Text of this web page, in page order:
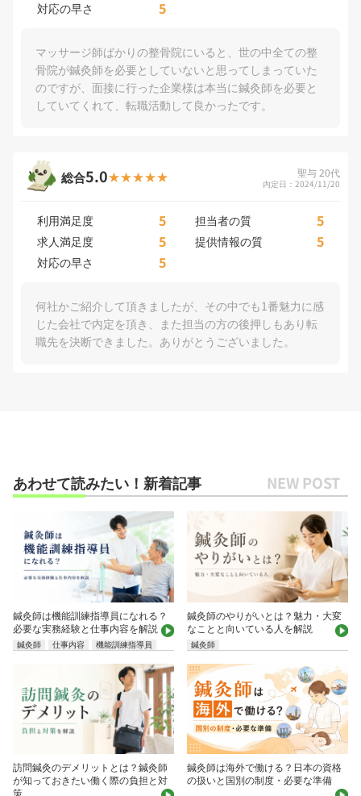
対応の早さ 5
マッサージ師ばかりの整骨院にいると、世の中全ての整
骨院が鍼灸師を必要としていないと思ってしまっていた
のですが、面接に行った企業様は本当に鍼灸師を必要と
していてくれて、転職活動して良かったです。
総合5.0 聖与 20代
内定日：2024/11/20
利用満足度 5 担当者の質 5
求人満足度 5 提供情報の質 5
対応の早さ 5
何社かご紹介して頂きましたが、その中でも1番魅力に感
じた会社で内定を頂き、また担当の方の後押しもあり転
職先を決断できました。ありがとうございました。
あわせて読みたい！新着記事
鍼灸師は機能訓練指導員になれる？
必要な実務経験と仕事内容を解説
鍼灸師 仕事内容 機能訓練指導員
鍼灸師のやりがいとは？魅力・大変
なことと向いている人を解説
鍼灸師
訪問鍼灸のデメリットとは？鍼灸師
が知っておきたい働く際の負担と対
策
鍼灸師は海外で働ける？日本の資格
の扱いと国別の制度・必要な準備